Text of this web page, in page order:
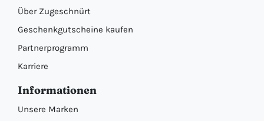
Über Zugeschnürt
Geschenkgutscheine kaufen
Partnerprogramm
Karriere
Informationen
Unsere Marken